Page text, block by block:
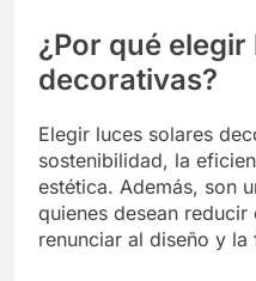
¿Por qué
decorativas?
Elegir luces solares
sostenibilidad, la
estética. Además, son
quienes desean
renunciar al diseño y la